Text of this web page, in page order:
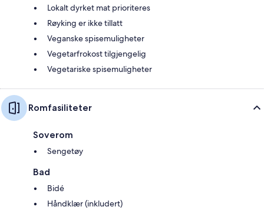
Lokalt dyrket mat prioriteres
Røyking er ikke tillatt
Veganske spisemuligheter
Vegetarfrokost tilgjengelig
Vegetariske spisemuligheter
Romfasiliteter
Soverom
Sengetøy
Bad
Bidé
Håndklær (inkludert)